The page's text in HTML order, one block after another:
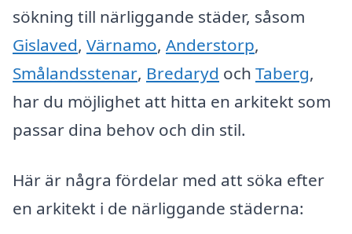
sökning till närliggande städer, såsom
Gislaved, Värnamo, Anderstorp,
Smålandsstenar, Bredaryd och Taberg,
har du möjlighet att hitta en arkitekt som
passar dina behov och din stil.
Här är några fördelar med att söka efter
en arkitekt i de närliggande städerna: